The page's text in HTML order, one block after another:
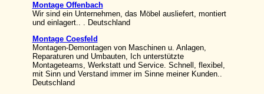
Montage Offenbach
Wir sind ein Unternehmen, das Möbel ausliefert, montiert
und einlagert.. . Deutschland
Montage Coesfeld
Montagen-Demontagen von Maschinen u. Anlagen,
Reparaturen und Umbauten, Ich unterstützte
Montageteams, Werkstatt und Service. Schnell, flexibel,
mit Sinn und Verstand immer im Sinne meiner Kunden..
Deutschland